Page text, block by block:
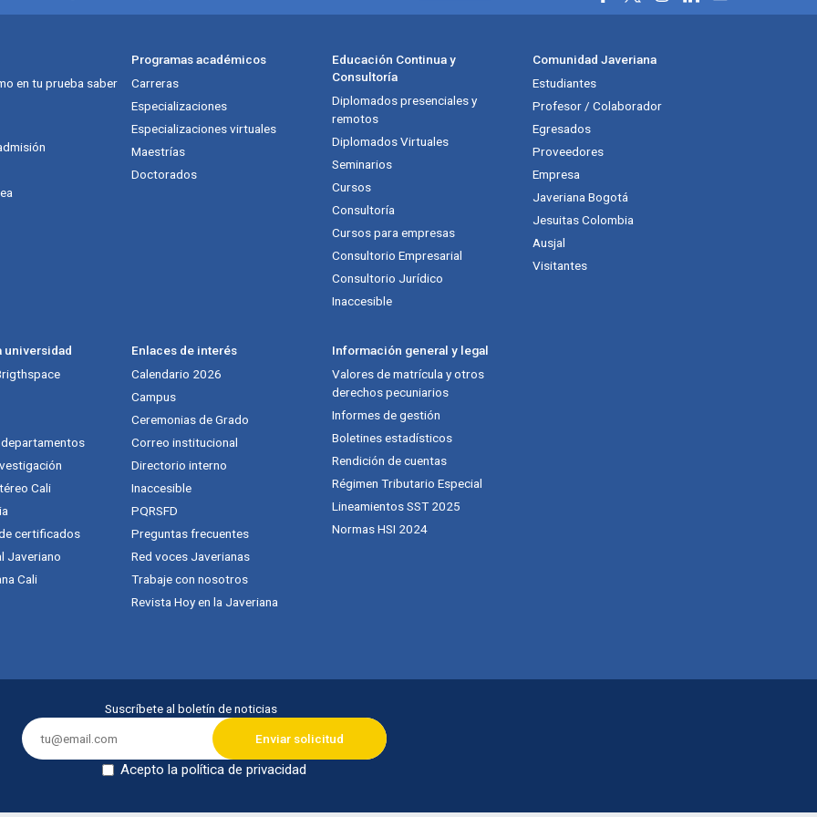
en tu prueba saber
Programas académicos
Carreras
Especializaciones
Especializaciones virtuales
Maestrías
Doctorados
Educación Continua y
Consultoría
Diplomados presenciales y
remotos
Diplomados Virtuales
Seminarios
Cursos
Consultoría
Cursos para empresas
Consultorio Empresarial
Consultorio Jurídico
Inaccesible
Comunidad Javeriana
Estudiantes
Profesor / Colaborador
Egresados
Proveedores
Empresa
Javeriana Bogotá
Jesuitas Colombia
Ausjal
Visitantes
universidad
Cali
certificados
Javeriano
Cali
Enlaces de interés
Calendario 2026
Campus
Ceremonias de Grado
Correo institucional
Directorio interno
Inaccesible
PQRSFD
Preguntas frecuentes
Red voces Javerianas
Trabaje con nosotros
Revista Hoy en la Javeriana
Información general y legal
Valores de matrícula y otros
derechos pecuniarios
Informes de gestión
Boletines estadísticos
Rendición de cuentas
Régimen Tributario Especial
Lineamientos SST 2025
Normas HSI 2024
Suscríbete al boletín de noticias
Acepto la política de privacidad